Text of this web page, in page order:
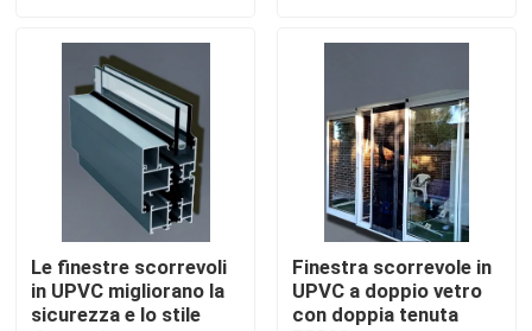
Circa noi
Giro della fabbrica
Controllo di qualità
Contattici
Le finestre scorrevoli
in UPVC migliorano la
sicurezza e lo stile
Finestra scorrevole in
UPVC a doppio vetro
con doppia tenuta